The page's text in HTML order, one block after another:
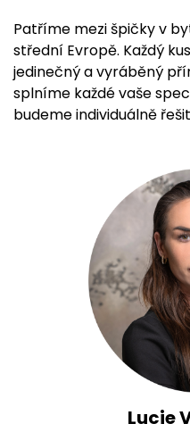
Patříme mezi špičky v
střední Evropě. Každý
jedinečný a vyráběný
splníme každé vaše
budeme individuálně
Lucie